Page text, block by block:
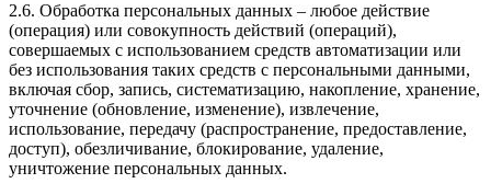
2.6. Обработка персональных данных – любое действие
(операция) или совокупность действий (операций),
совершаемых с использованием средств автоматизации или
без использования таких средств с персональными данными,
включая сбор, запись, систематизацию, накопление, хранение,
уточнение (обновление, изменение), извлечение,
использование, передачу (распространение, предоставление,
доступ), обезличивание, блокирование, удаление,
уничтожение персональных данных.